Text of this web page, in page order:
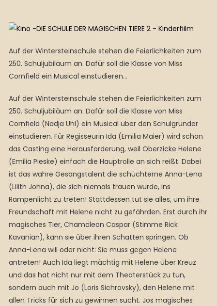
Auf der Wintersteinschule stehen die Feierlichkeiten zum
250. Schuljubiläum an. Dafür soll die Klasse von Miss
Cornfield ein Musical einstudieren…
Auf der Wintersteinschule stehen die Feierlichkeiten zum
250. Schuljubiläum an. Dafür soll die Klasse von Miss
Cornfield (Nadja Uhl) ein Musical über den Schulgründer
einstudieren. Für Regisseurin Ida (Emilia Maier) wird schon
das Casting eine Herausforderung, weil Oberzicke Helene
(Emilia Pieske) einfach die Hauptrolle an sich reißt. Dabei
ist das wahre Gesangstalent die schüchterne Anna-Lena
(Lilith Johna), die sich niemals trauen würde, ins
Rampenlicht zu treten! Stattdessen tut sie alles, um ihre
Freundschaft mit Helene nicht zu gefährden. Erst durch ihr
magisches Tier, Chamäleon Caspar (Stimme Rick
Kavanian), kann sie über ihren Schatten springen. Ob
Anna-Lena will oder nicht: Sie muss gegen Helene
antreten! Auch Ida liegt mächtig mit Helene über Kreuz
und das hat nicht nur mit dem Theaterstück zu tun,
sondern auch mit Jo (Loris Sichrovsky), den Helene mit
allen Tricks für sich zu gewinnen sucht. Jos magisches